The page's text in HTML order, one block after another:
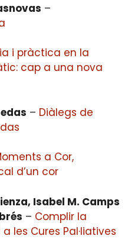
–
i pràctica en la
cap a una nova
– Diàlegs de
a Cor,
d’un cor
Isabel M. Camps
– Complir la
les Cures Pal·liatives